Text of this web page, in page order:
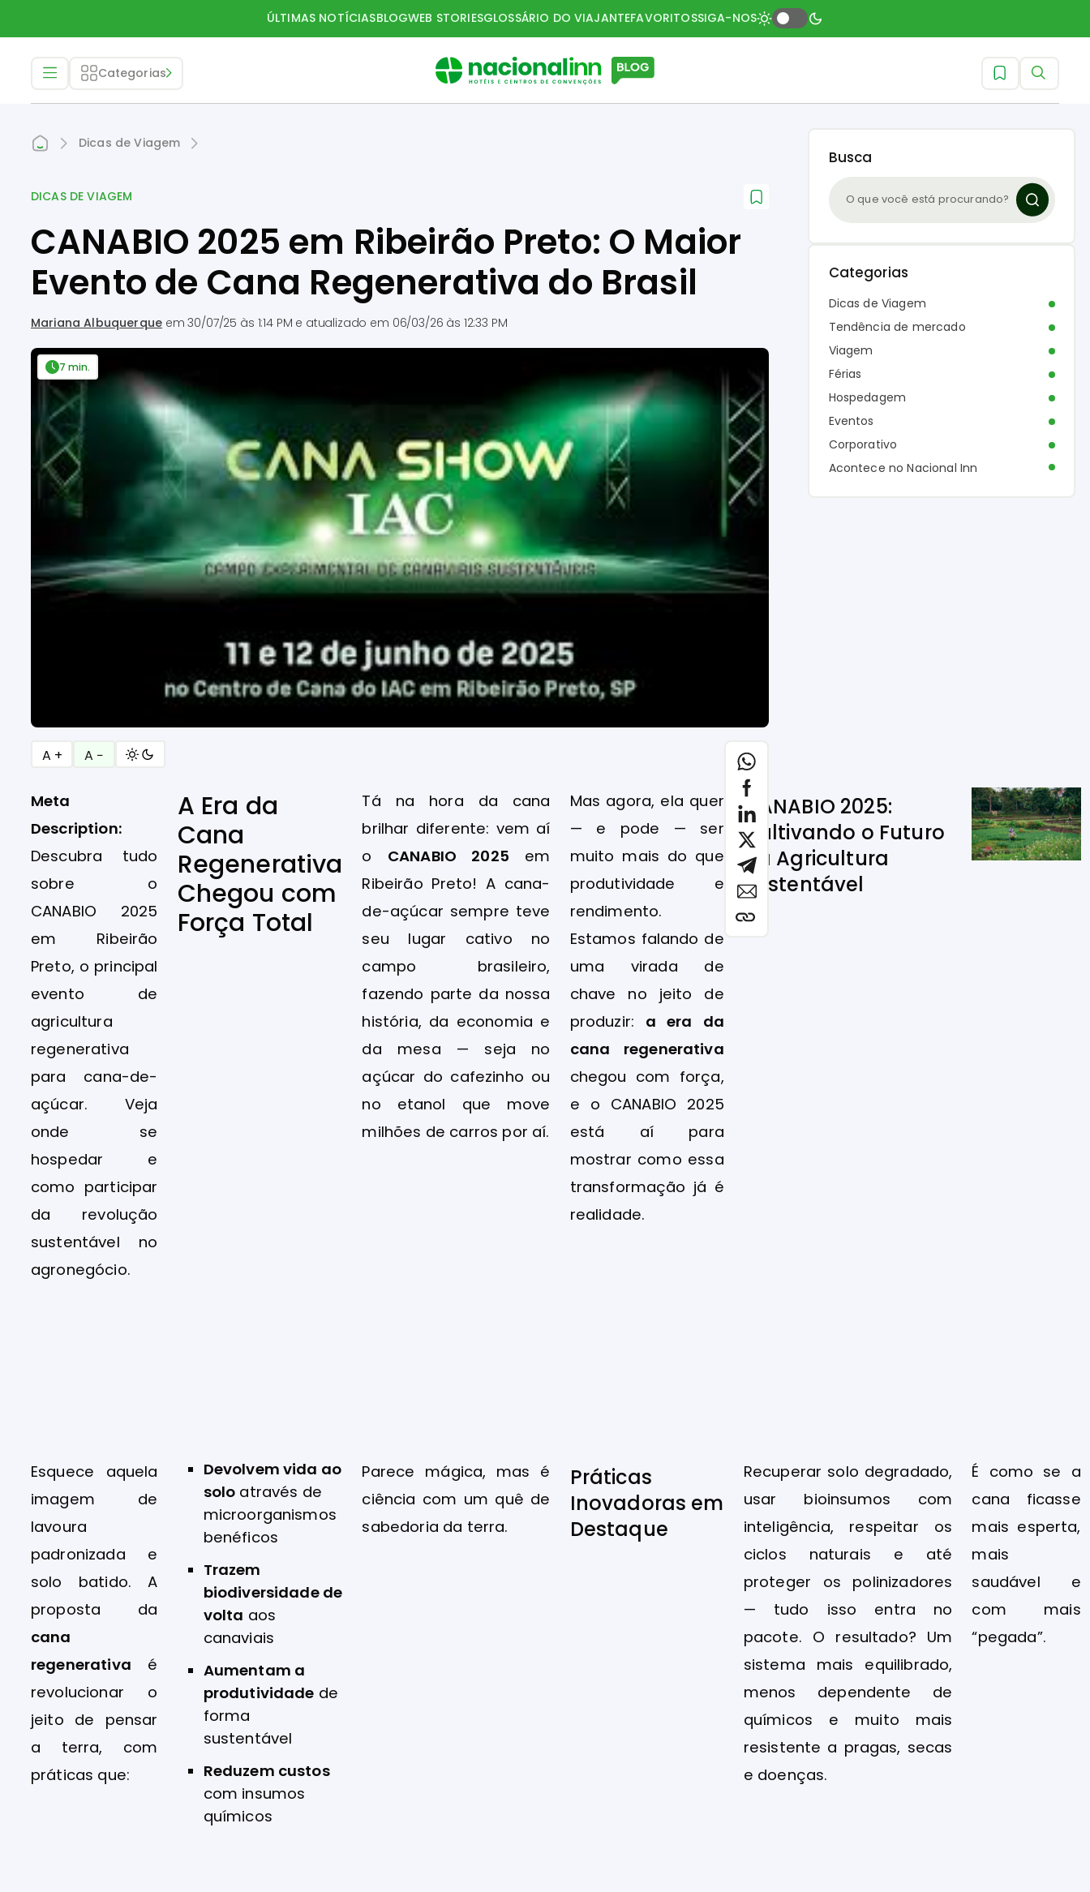
ÚLTIMAS NOTÍCIASBLOGWEB STORIESGLOSSÁRIO DO VIAJANTEFAVORITOSSIGA-NOS
Categorias
Dicas de Viagem
DICAS DE VIAGEM
CANABIO 2025 em Ribeirão Preto: O Maior
Evento de Cana Regenerativa do Brasil
Mariana Albuquerque em30/07/25 às 1:14 PM e atualizado em 06/03/26 às 12:33 PM
7 min.
A + A −
Meta
Description:
Descubra tudo
sobre o
CANABIO 2025
em Ribeirão
Preto, o principal
evento de
agricultura
regenerativa
para cana-de-
açúcar. Veja
onde se
hospedar e
como participar
da revolução
sustentável no
agronegócio.
A Era da
Cana
Regenerativa
Chegou com
Força Total
Tá na hora da cana
brilhar diferente: vem aí
o CANABIO 2025 em
Ribeirão Preto! A cana-
de-açúcar sempre teve
seu lugar cativo no
campo brasileiro,
fazendo parte da nossa
história, da economia e
da mesa — seja no
açúcar do cafezinho ou
no etanol que move
milhões de carros por aí.
Mas agora, ela quer
— e pode — ser
muito mais do que
produtividade e
rendimento.
Estamos falando de
uma virada de
chave no jeito de
produzir: a era da
cana regenerativa
chegou com força,
e o CANABIO 2025
está aí para
mostrar como essa
transformação já é
realidade.
CANABIO 2025:
Cultivando o Futuro
da Agricultura
Sustentável
Esquece aquela
imagem de
lavoura
padronizada e
solo batido. A
proposta da
cana
regenerativa é
revolucionar o
jeito de pensar
a terra, com
práticas que:
Devolvem vida ao
solo através de
microorganismos
benéficos
Trazem
biodiversidade de
volta aos
canaviais
Aumentam a
produtividade de
forma
sustentável
Reduzem custos
com insumos
químicos
Parece mágica, mas é
ciência com um quê de
sabedoria da terra.
Práticas
Inovadoras em
Destaque
Recuperar solo degradado,
usar bioinsumos com
inteligência, respeitar os
ciclos naturais e até
proteger os polinizadores
— tudo isso entra no
pacote. O resultado? Um
sistema mais equilibrado,
menos dependente de
químicos e muito mais
resistente a pragas, secas
e doenças.
É como se a
cana ficasse
mais esperta,
mais
saudável e
com mais
“pegada”.
Busca
Categorias
Dicas de Viagem
Tendência de mercado
Viagem
Férias
Hospedagem
Eventos
Corporativo
Acontece no Nacional Inn